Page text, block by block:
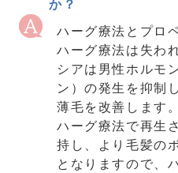
か？
ハーグ療法とプロ
ハーグ療法は失わ
シアは男性ホルモ
ン）の発生を抑制
薄毛を改善します。
ハーグ療法で再生
持し、より毛髪の
となりますので、